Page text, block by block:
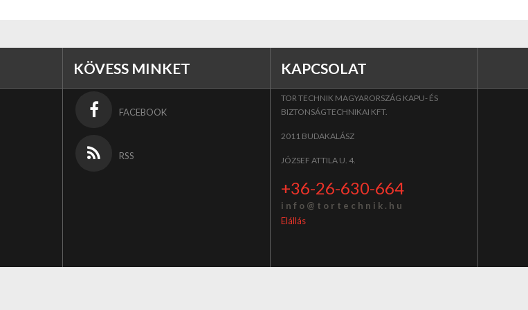
KÖVESS MINKET
FACEBOOK
RSS
KAPCSOLAT
TOR TECHNIK MAGYARORSZÁG KAPU- ÉS
BIZTONSÁGTECHNIKAI KFT.
2011 BUDAKALÁSZ
JÓZSEF ATTILA U. 4.
+36-26-630-664
i n f o @ t o r t e c h n i k . h u
Elállás